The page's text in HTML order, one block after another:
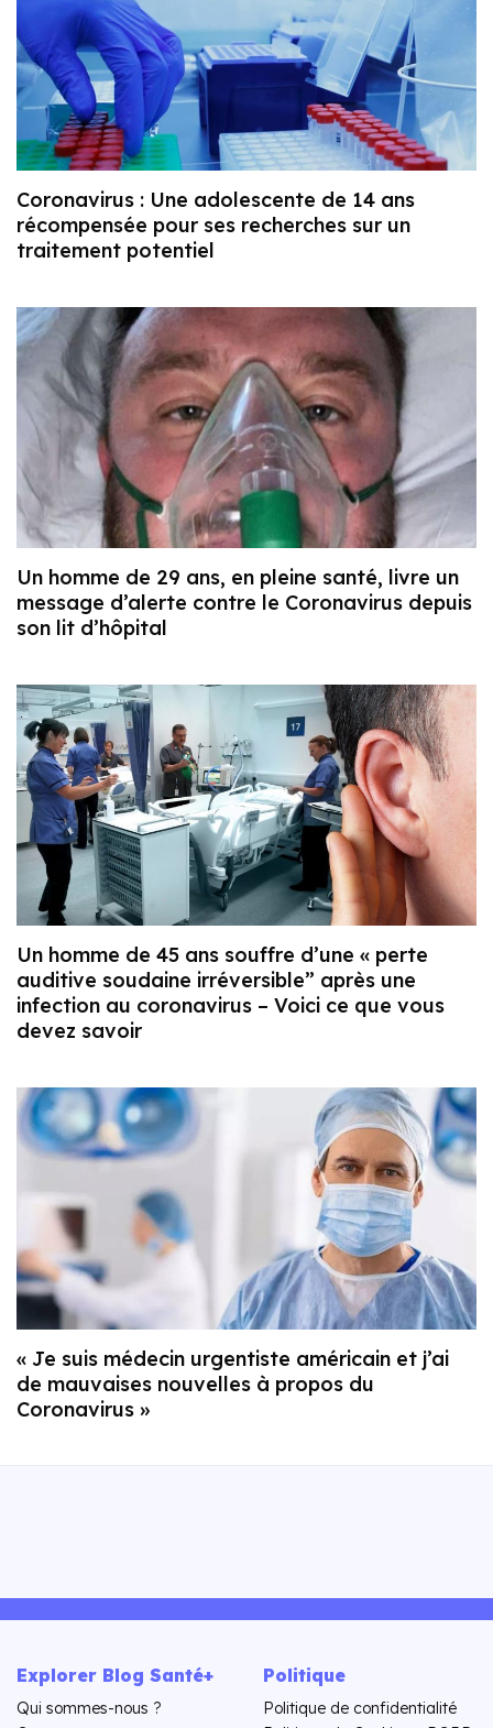
Coronavirus : Une adolescente de 14 ans
récompensée pour ses recherches sur un
traitement potentiel
Un homme de 29 ans, en pleine santé, livre un
message d’alerte contre le Coronavirus depuis
son lit d’hôpital
Un homme de 45 ans souffre d’une « perte
auditive soudaine irréversible” après une
infection au coronavirus – Voici ce que vous
devez savoir
« Je suis médecin urgentiste américain et j’ai
de mauvaises nouvelles à propos du
Coronavirus »
Explorer Blog Santé+
Qui sommes-nous ?
Politique
Politique de confidentialité